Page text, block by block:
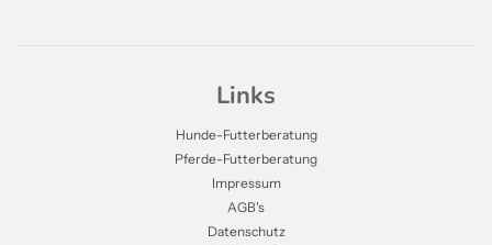
Links
Hunde-Futterberatung
Pferde-Futterberatung
Impressum
AGB's
Datenschutz